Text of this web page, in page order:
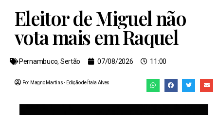
Eleitor de Miguel não
vota mais em Raquel
Pernambuco, Sertão 07/08/2026 11:00
Por Magno Martins - Edição de Ítala Alves